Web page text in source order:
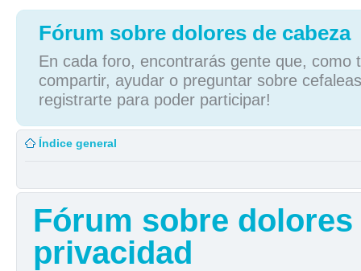
Fórum sobre dolores de cabeza
En cada foro, encontrarás gente que, como
compartir, ayudar o preguntar sobre
registrarte para poder participar!
Índice general
Fórum sobre
privacidad